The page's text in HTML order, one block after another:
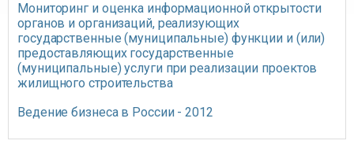
Мониторинг и оценка информационной открытости
органов и организаций, реализующих
государственные (муниципальные) функции и (или)
предоставляющих государственные
(муниципальные) услуги при реализации проектов
жилищного строительства
Ведение бизнеса в России - 2012